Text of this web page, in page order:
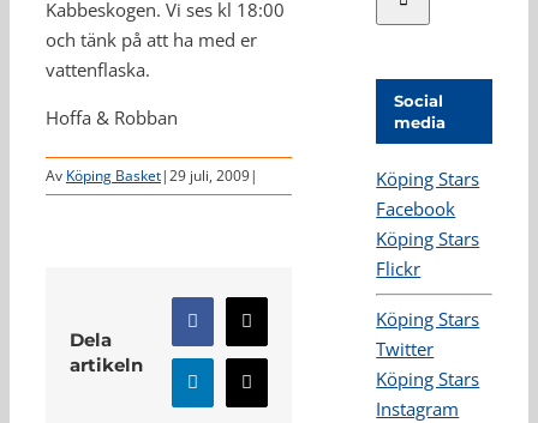
Kabbeskogen. Vi ses kl 18:00
och tänk på att ha med er
vattenflaska.
Hoffa & Robban
Av Köping Basket|29 juli, 2009|
Dela
artikeln
Facebook
X
LinkedInE-
post
Social
media
Köping Stars
Facebook
Köping Stars
Flickr
Köping Stars
Twitter
Köping Stars
Instagram